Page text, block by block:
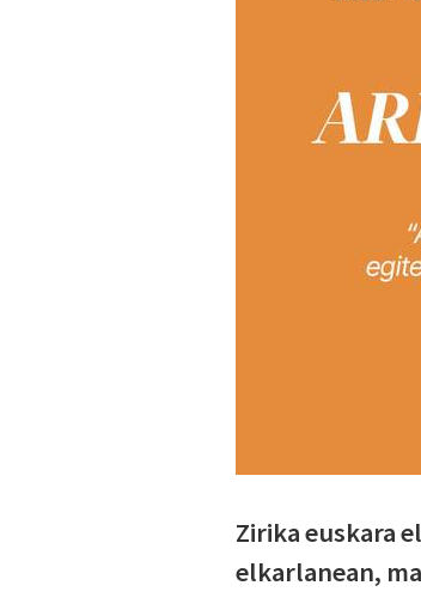
Zirika euskara
elkarlanean,